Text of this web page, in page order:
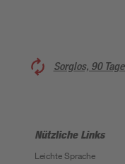
Sorglos, 90
Nützliche Links
Leichte Sprache